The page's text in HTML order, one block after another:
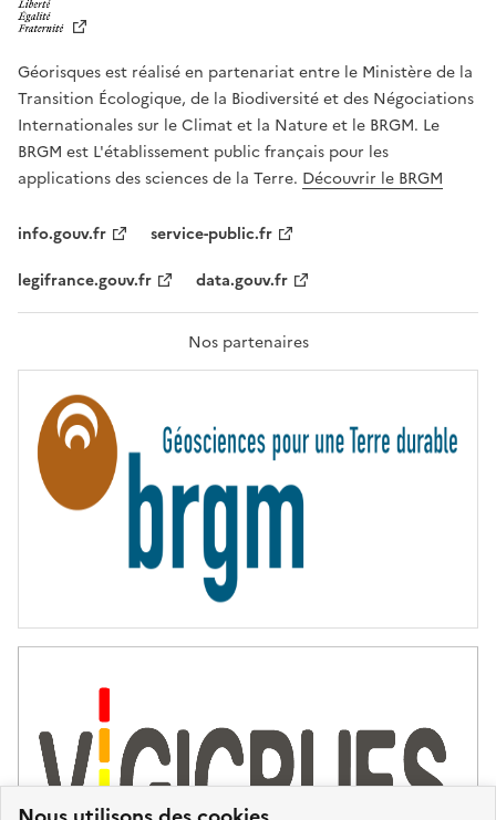
T
É
,
É
G
A
L
F
A
T
R
T
É
Géorisques est réalisé en partenariat entre le Ministère de la
Transition Écologique, de la Biodiversité et des Négociations
Internationales sur le Climat et la Nature et le BRGM. Le
BRGM est L'établissement public français pour les
applications des sciences de la Terre. Découvrir le BRGM
info.gouv.fr
service-public.fr
legifrance.gouv.fr
data.gouv.fr
Nos partenaires